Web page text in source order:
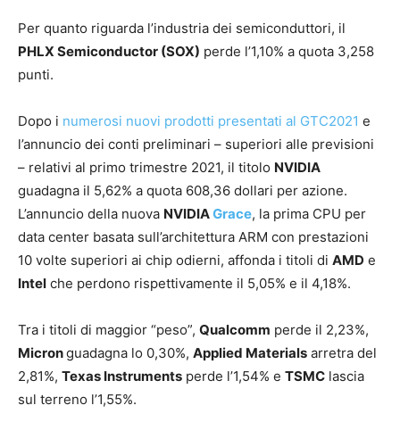
Per quanto riguarda l’industria dei semiconduttori, il
PHLX Semiconductor (SOX) perde l’1,10% a quota 3,258
punti.
Dopo i numerosi nuovi prodotti presentati al GTC2021 e
l’annuncio dei conti preliminari – superiori alle previsioni
– relativi al primo trimestre 2021, il titolo NVIDIA
guadagna il 5,62% a quota 608,36 dollari per azione.
L’annuncio della nuova NVIDIAGrace, la prima CPU per
data center basata sull’architettura ARM con prestazioni
10 volte superiori ai chip odierni, affonda i titoli di AMD e
Intel che perdono rispettivamente il 5,05% e il 4,18%.
Tra i titoli di maggior “peso”, Qualcomm perde il 2,23%,
Micronguadagna lo 0,30%, Applied Materials arretra del
2,81%, Texas Instruments perde l’1,54% e TSMC lascia
sul terreno l’1,55%.